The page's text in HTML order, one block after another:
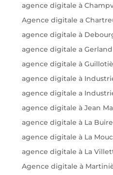
agence digitale à
Agence digitale a
agence digitale à
agence digitale a Gerland
agence digitale à
agence digitale à
agence digitale a
agence digitale à Jean
agence digitale à La Buire
agence digitale à La
agence digitale à La
Agence digitale à